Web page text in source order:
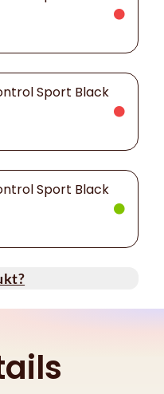
Sport Black
Sport Black